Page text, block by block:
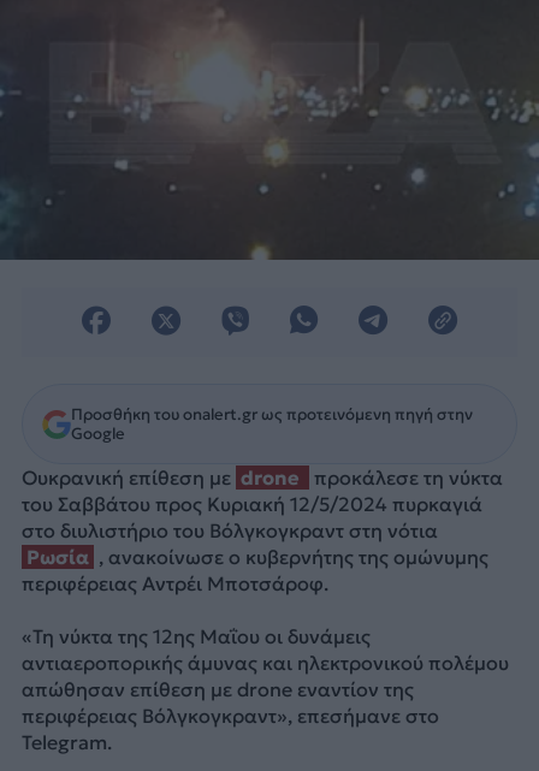
Προσθήκη του onalert.gr ως προτεινόμενη πηγή στην
Google
Ουκρανική επίθεση με drone
προκάλεσε τη νύκτα
του Σαββάτου προς Κυριακή 12/5/2024 πυρκαγιά
στο διυλιστήριο του Βόλγκογκραντ στη νότια
Ρωσία , ανακοίνωσε ο κυβερνήτης της ομώνυμης
περιφέρειας Αντρέι Μποτσάροφ.
«Τη νύκτα της 12ης Μαΐου οι δυνάμεις
αντιαεροπορικής άμυνας και ηλεκτρονικού πολέμου
απώθησαν επίθεση με drone εναντίον της
περιφέρειας Βόλγκογκραντ», επεσήμανε στο
Telegram.